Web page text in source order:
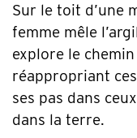
Sur le toit d’une
femme mêle
explore le
réappropriant
ses pas dans
dans la terre.